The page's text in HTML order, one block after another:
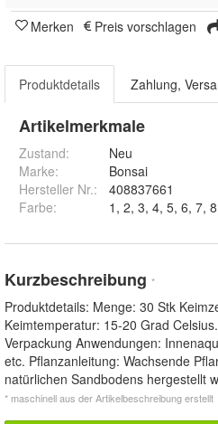
Merken Preis vorschlagen
Produktdetails Zahlung,
Artikelmerkmale
Zustand:
Neu
Marke:
Bonsai
Hersteller Nr.:
408837661
Farbe:
Kurzbeschreibung *
Produktdetails: Menge: 30 Stk
Keimtemperatur: 15-20 Grad
Verpackung Anwendungen:
etc. Pflanzanleitung: Wachsende
natürlichen Sandbodens hergestellt
* maschinell aus der Artikelbeschreibung erstellt